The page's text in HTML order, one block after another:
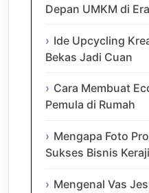
Depan UMKM di
Ide Upcycling
Bekas Jadi Cuan
Cara Membuat
Pemula di Rumah
Mengapa Foto
Sukses Bisnis
Mengenal Vas